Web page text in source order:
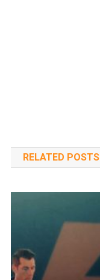
RELATED POSTS